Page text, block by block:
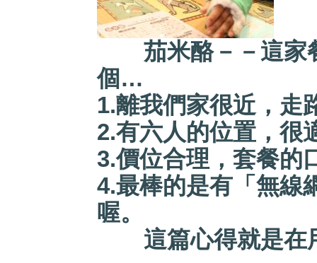
茄米酪－－這家
個…
1.離我們家很近，走
2.有六人的位置，很
3.價位合理，套餐的
4.最棒的是有「無線
喔。
這篇心得就是在